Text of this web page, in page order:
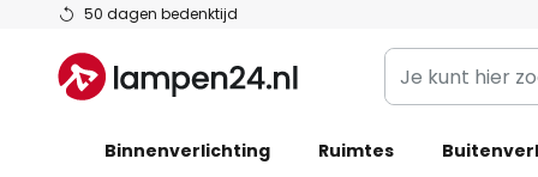
50 dagen bedenktijd
Ga
de
inhoud
Je
kunt
zoeken
Binnenverlichting Ruimtes